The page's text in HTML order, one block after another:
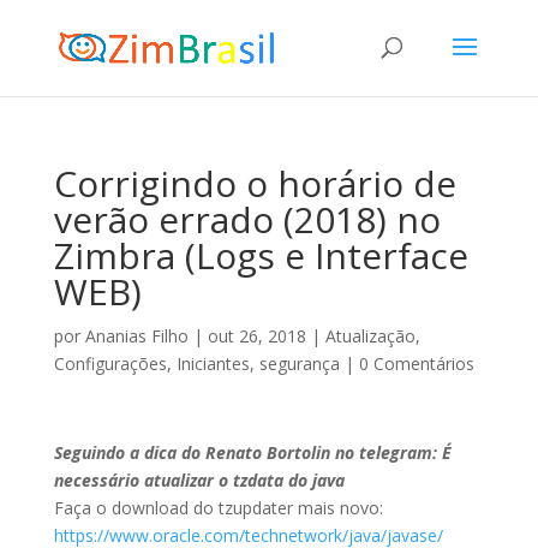
Corrigindo o horário de
verão errado (2018) no
Zimbra (Logs e Interface
WEB)
por Ananias Filho | out 26, 2018 | Atualização,
Configurações, Iniciantes, segurança | 0 Comentários
Seguindo a dica do Renato Bortolin no telegram: É
necessário atualizar o tzdata do java
Faça o download do tzupdater mais novo:
https://www.oracle.com/technetwork/java/javase/